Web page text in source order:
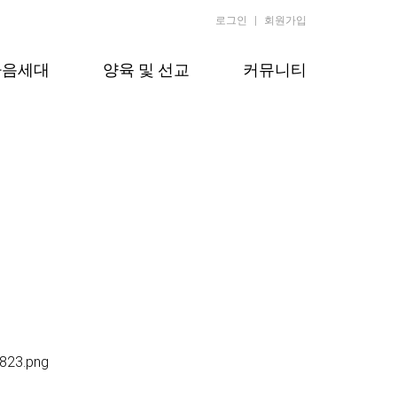
로그인 회원가입
세대 양육 및 선교 커뮤니티